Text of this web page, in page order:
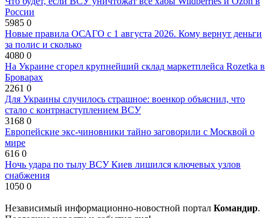
России
5985 0
Новые правила ОСАГО с 1 августа 2026. Кому вернут деньги
за полис и сколько
4080 0
На Украине сгорел крупнейший склад маркетплейса Rozetka в
Броварах
2261 0
Для Украины случилось страшное: военкор объяснил, что
стало с контрнаступлением ВСУ
3168 0
Европейские экс-чиновники тайно заговорили с Москвой о
мире
616 0
Ночь удара по тылу ВСУ Киев лишился ключевых узлов
снабжения
1050 0
Независимый информационно-новостной портал Командир.